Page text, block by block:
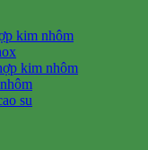
kim nhôm
kim nhôm
su